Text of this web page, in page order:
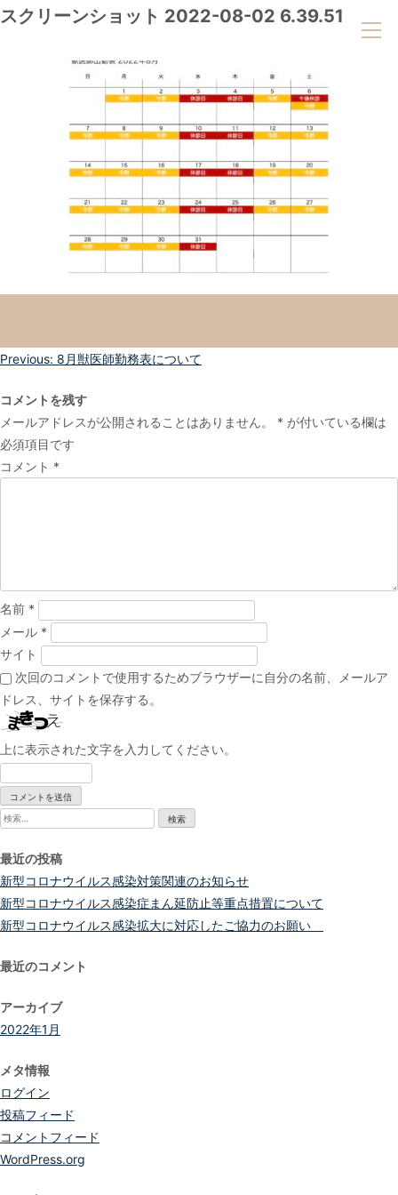
スクリーンショット 2022-08-02 6.39.51
投
ナ
ビ
ゲ
ー
Previous: 8月獣医師勤務表について
コメントを残す
メールアドレスが公開されることはありません。
* が付いている欄は
必須項目です
コメント *
名前 *
メール *
サイト
次回のコメントで使用するためブラウザーに自分の名前、メールア
ドレス、サイトを保存する。
上に表示された文字を入力してください。
検
最近の投稿
新型コロナウイルス感染対策関連のお知らせ
新型コロナウイルス感染症まん延防止等重点措置について
新型コロナウイルス感染拡大に対応したご協力のお願い
最近のコメント
アーカイブ
2022年1月
メタ情報
ログイン
投稿フィード
コメントフィード
WordPress.org